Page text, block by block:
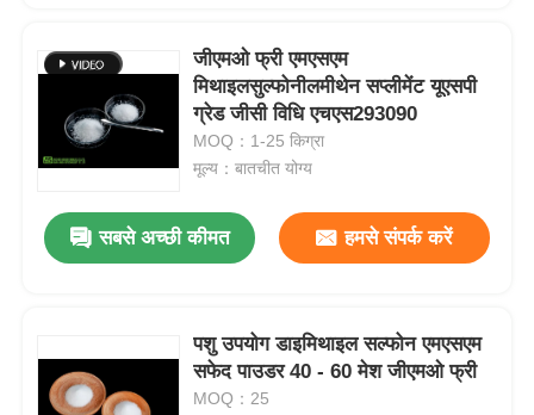
जीएमओ फ्री एमएसएम
मिथाइलसुल्फोनीलमीथेन सप्लीमेंट यूएसपी
ग्रेड जीसी विधि एचएस293090
MOQ：1-25 किग्रा
मूल्य：बातचीत योग्य
सबसे अच्छी कीमत हमसे संपर्क करें
पशु उपयोग डाइमिथाइल सल्फोन एमएसएम
सफेद पाउडर 40 - 60 मेश जीएमओ फ्री
MOQ：25